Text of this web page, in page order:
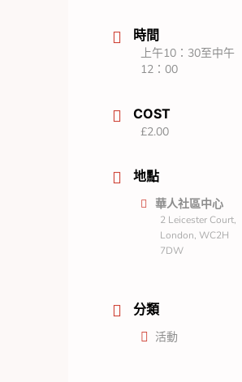
時間
上午10：30至中午
12：00
COST
£2.00
地點
華人社區中心
2 Leicester Court,
London, WC2H
7DW
分類
活動